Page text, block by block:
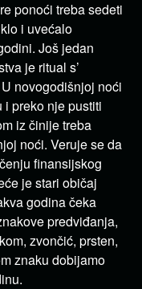
ponoći treba sedeti
i uvećalo
Još jedan
je ritual s’
novogodišnjoj noći
preko nje pustiti
iz činije treba
noći. Veruje se da
finansijskog
je stari običaj
godina čeka
predviđanja,
zvončić, prsten,
znaku dobijamo